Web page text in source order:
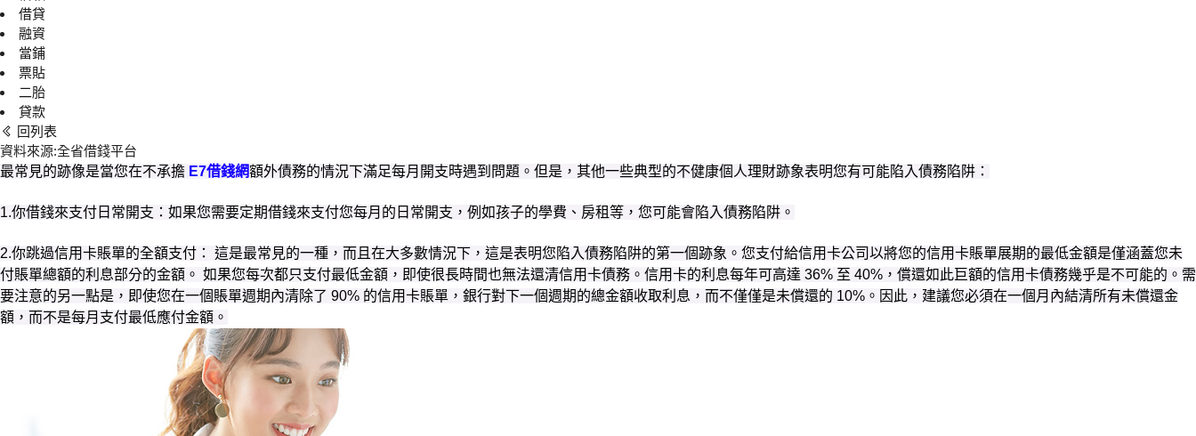
借貸
融資
當鋪
票貼
二胎
貸款
回列表
資料來源:全省借錢平台
最常見的跡像是當您在不承擔 E7借錢網額外債務的情況下滿足每月開支時遇到問題。但是，其他一些典型的不健康個人理財跡象表明您有可能陷入債務陷阱：
1.你借錢來支付日常開支：如果您需要定期借錢來支付您每月的日常開支，例如孩子的學費、房租等，您可能會陷入債務陷阱。
2.你跳過信用卡賬單的全額支付： 這是最常見的一種，而且在大多數情況下，這是表明您陷入債務陷阱的第一個跡象。您支付給信用卡公司以將您的信用卡賬單展期的最低金額是僅涵蓋您未
付賬單總額的利息部分的金額。 如果您每次都只支付最低金額，即使很長時間也無法還清信用卡債務。信用卡的利息每年可高達 36% 至 40%，償還如此巨額的信用卡債務幾乎是不可能的。需
要注意的另一點是，即使您在一個賬單週期內清除了 90% 的信用卡賬單，銀行對下一個週期的總金額收取利息，而不僅僅是未償還的 10%。因此，建議您必須在一個月內結清所有未償還金
額，而不是每月支付最低應付金額。